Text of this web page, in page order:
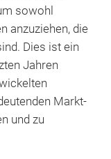
sowohl
anzuziehen, die
Dies ist ein
Jahren
Markt-
und zu